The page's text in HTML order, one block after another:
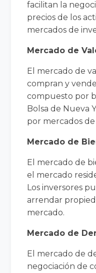
facilitan la
precios de los
mercados de
Mercado de
El mercado de
compran y
compuesto por
Bolsa de Nueva
por mercados
Mercado de
El mercado de
el mercado
Los inversores
arrendar
mercado.
Mercado de
El mercado de
negociación de